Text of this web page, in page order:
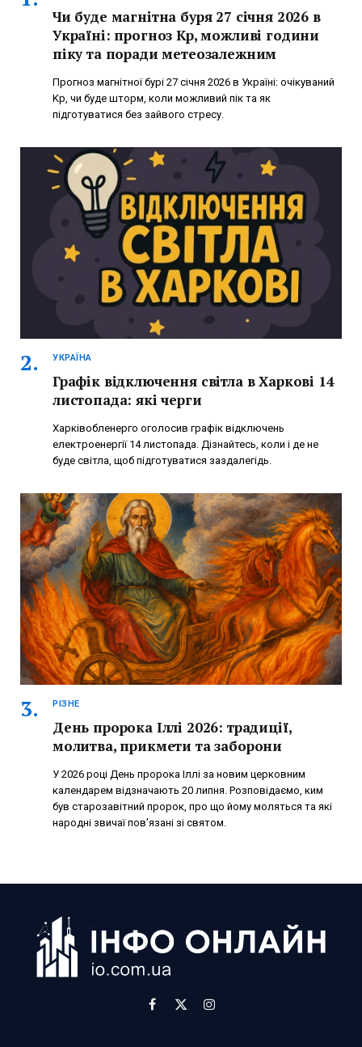
Чи буде магнітна буря 27 січня 2026 в
Україні: прогноз Kp, можливі години
піку та поради метеозалежним
Прогноз магнітної бурі 27 січня 2026 в Україні: очікуваний
Kp, чи буде шторм, коли можливий пік та як
підготуватися без зайвого стресу.
УКРАЇНА
Графік відключення світла в Харкові 14
листопада: які черги
Харківобленерго оголосив графік відключень
електроенергії 14 листопада. Дізнайтесь, коли і де не
буде світла, щоб підготуватися заздалегідь.
РІЗНЕ
День пророка Іллі 2026: традиції,
молитва, прикмети та заборони
У 2026 році День пророка Іллі за новим церковним
календарем відзначають 20 липня. Розповідаємо, ким
був старозавітний пророк, про що йому моляться та які
народні звичаї пов’язані зі святом.
Facebook
X
Instagram